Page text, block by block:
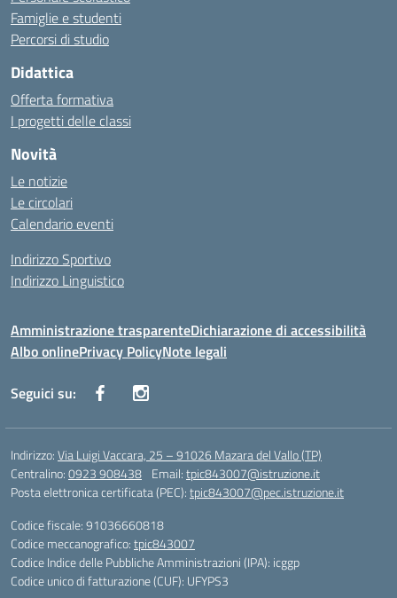
Famiglie e studenti
Percorsi di studio
Didattica
Offerta formativa
I progetti delle classi
Novità
Le notizie
Le circolari
Calendario eventi
Indirizzo Sportivo
Indirizzo Linguistico
Amministrazione trasparenteDichiarazione di accessibilità
Albo onlinePrivacy PolicyNote legali
Seguici su:
Indirizzo:Via Luigi Vaccara, 25 – 91026 Mazara del Vallo (TP)
Centralino:0923 908438 Email:tpic843007@istruzione.it
Posta elettronica certificata (PEC):tpic843007@pec.istruzione.it
Codice fiscale: 91036660818
Codice meccanografico:tpic843007
Codice Indice delle Pubbliche Amministrazioni (IPA): icggp
Codice unico di fatturazione (CUF): UFYPS3